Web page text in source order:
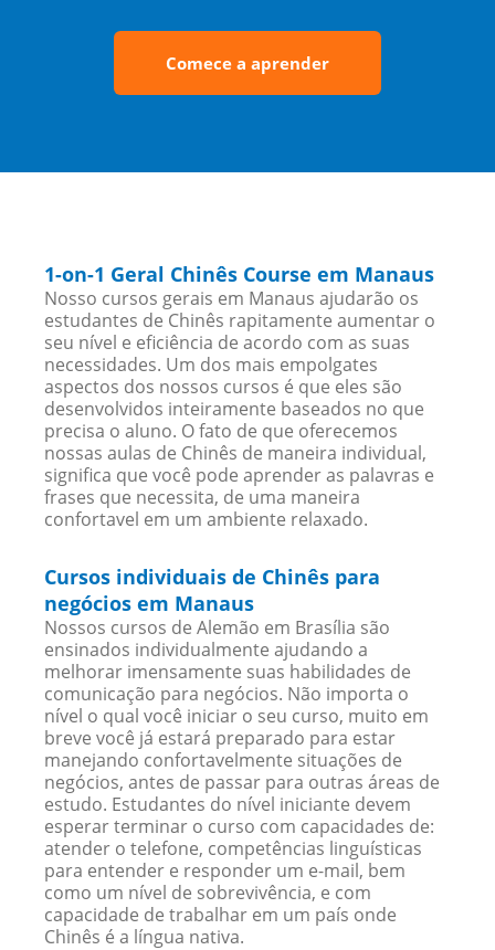
Comece a aprender
1-on-1 Geral Chinês Course em Manaus
Nosso cursos gerais em Manaus ajudarão os
estudantes de Chinês rapitamente aumentar o
seu nível e eficiência de acordo com as suas
necessidades. Um dos mais empolgates
aspectos dos nossos cursos é que eles são
desenvolvidos inteiramente baseados no que
precisa o aluno. O fato de que oferecemos
nossas aulas de Chinês de maneira individual,
significa que você pode aprender as palavras e
frases que necessita, de uma maneira
confortavel em um ambiente relaxado.
Cursos individuais de Chinês para
negócios em Manaus
Nossos cursos de Alemão em Brasília são
ensinados individualmente ajudando a
melhorar imensamente suas habilidades de
comunicação para negócios. Não importa o
nível o qual você iniciar o seu curso, muito em
breve você já estará preparado para estar
manejando confortavelmente situações de
negócios, antes de passar para outras áreas de
estudo. Estudantes do nível iniciante devem
esperar terminar o curso com capacidades de:
atender o telefone, competências linguísticas
para entender e responder um e-mail, bem
como um nível de sobrevivência, e com
capacidade de trabalhar em um país onde
Chinês é a língua nativa.